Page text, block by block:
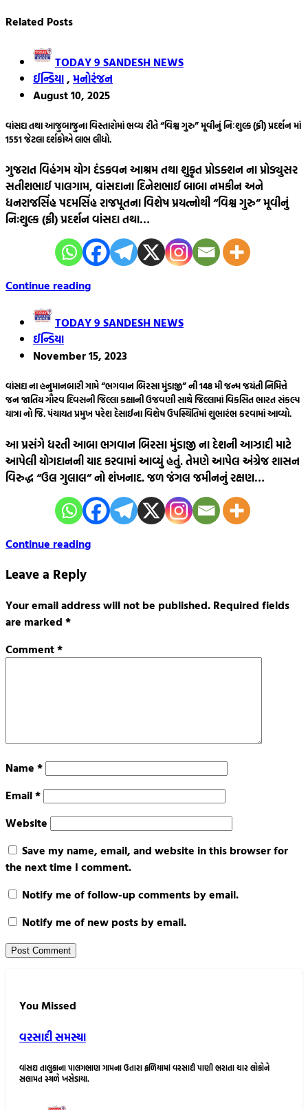
Related Posts
TODAY 9 SANDESH NEWS
ઈન્ડિયા, મનોરંજન
August 10, 2025
વાંસદા તથા આજુબાજુના વિસ્તારોમાં ભવ્ય રીતે “વિશ્વ ગુરુ” મૂવીનું નિઃશુલ્ક (ફ્રી) પ્રદર્શન માં
1551 જેટલા દર્શકોએ લાભ લીધો.
ગુજરાત વિહંગમ યોગ દંડકવન આશ્રમ તથા શુકૃત પ્રોડક્શન ના પ્રોડ્યુસર
સતીશભાઈ પાલગામ, વાંસદાના દિનેશભાઈ બાબા નમકીન અને
ધનરાજસિંહ પદમસિંહ રાજપૂતના વિશેષ પ્રયત્નોથી “વિશ્વ ગુરુ” મૂવીનું
નિઃશુલ્ક (ફ્રી) પ્રદર્શન વાંસદા તથા…
Continue reading
TODAY 9 SANDESH NEWS
ઈન્ડિયા
November 15, 2023
વાંસદા ના હનુમાનબારી ગામે “ભગવાન બિરસા મુંડાજી” ની 148 મી જન્મ જયંતી નિમિત્તે
જન જાતિય ગૌરવ દિવસની જિલ્લા કક્ષાની ઉજવણી સાથે જિલ્લામાં વિકસિત ભારત સંકલ્પ
યાત્રા નો જિ. પંચાયત પ્રમુખ પરેશ દેસાઈના વિશેષ ઉપસ્થિતિમાં શુભારંભ કરવામાં આવ્યો.
આ પ્રસંગે ધરતી આબા ભગવાન બિરસા મુંડાજી ના દેશની આઝાદી માટે
આપેલી યોગદાનની યાદ કરવામાં આવ્યું હતું. તેમણે આપેલ અંગ્રેજ શાસન
વિરુદ્ધ “ઉલ ગુલાલ” નો શંખનાદ. જળ જંગલ જમીનનું રક્ષણ…
Continue reading
Leave a Reply
Your email address will not be published. Required fields
are marked *
Comment*
Name *
Email*
Website
Save my name, email, and website in this browser for
the next time I comment.
Notify me of follow-up comments by email.
Notify me of new posts by email.
You Missed
વરસાદી સમસ્યા
વાંસદા તાલુકાના પાલગભાણ ગામના ઉતારા ફળિયામાં વરસાદી પાણી ભરાતા ચાર લોકોને
સલામત સ્થળે ખસેડાયા.